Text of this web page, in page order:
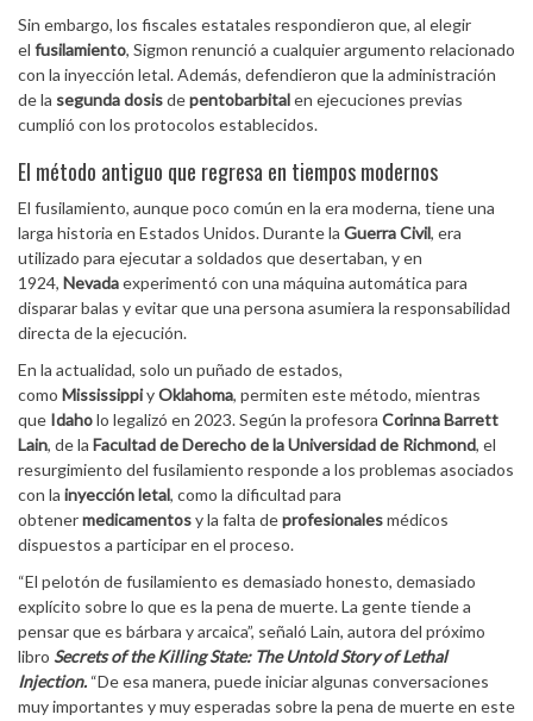
Sin embargo, los fiscales estatales respondieron que, al elegir
el fusilamiento, Sigmon renunció a cualquier argumento relacionado
con la inyección letal. Además, defendieron que la administración
de la segunda dosisdepentobarbitalen ejecuciones previas
cumplió con los protocolos establecidos.
El método antiguo que regresa en tiempos modernos
El fusilamiento, aunque poco común en la era moderna, tiene una
larga historia en Estados Unidos. Durante la Guerra Civil, era
utilizado para ejecutar a soldados que desertaban, y en
1924, Nevadaexperimentó con una máquina automática para
disparar balas y evitar que una persona asumiera la responsabilidad
directa de la ejecución.
En la actualidad, solo un puñado de estados,
como MississippiyOklahoma, permiten este método, mientras
que Idaholo legalizó en 2023. Según la profesora Corinna Barrett
Lain, de la Facultad de Derecho de la Universidad de Richmond, el
resurgimiento del fusilamiento responde a los problemas asociados
con la inyección letal, como la dificultad para
obtenermedicamentosy la falta deprofesionalesmédicos
dispuestos a participar en el proceso.
“El pelotón de fusilamiento es demasiado honesto, demasiado
explícito sobre lo que es la pena de muerte. La gente tiende a
pensar que es bárbara y arcaica”, señaló Lain, autora del próximo
libro Secrets of the Killing State: The Untold Story of Lethal
Injection. “De esa manera, puede iniciar algunas conversaciones
muy importantes y muy esperadas sobre la pena de muerte en este